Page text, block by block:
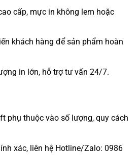
cấp, mực in không lem hoặc
khách hàng để sản phẩm hoàn
in lớn, hỗ trợ tư vấn 24/7.
phụ thuộc vào số lượng, quy cách
xác, liên hệ Hotline/Zalo: 0986